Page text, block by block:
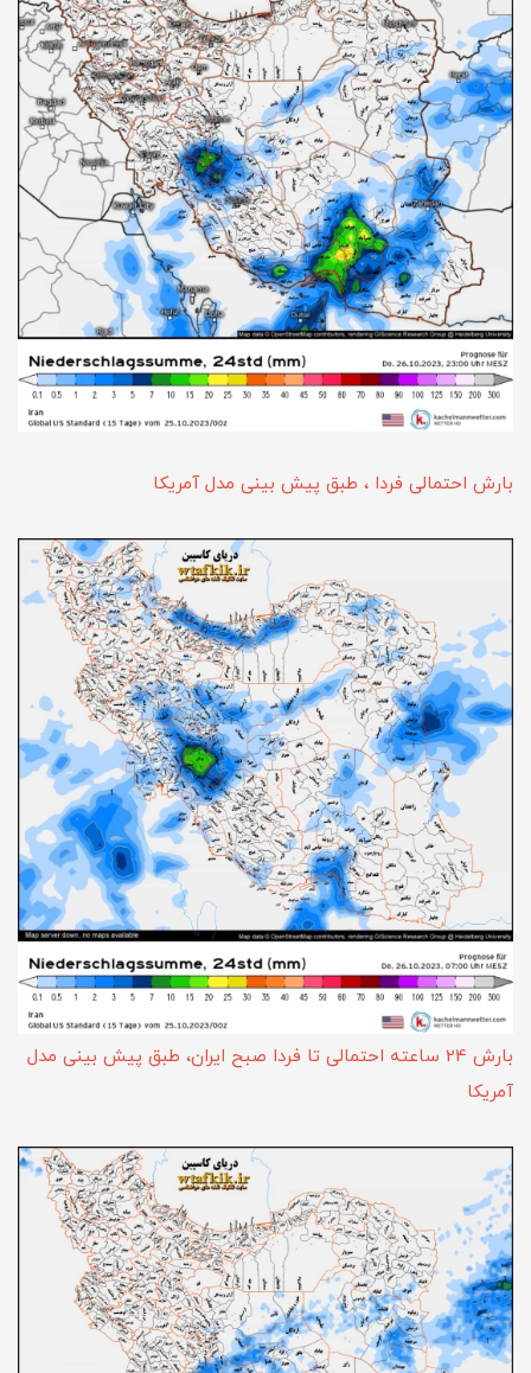
بارش احتمالی فردا ، طبق پیش بینی مدل آمریکا
بارش 24 ساعته احتمالی تا فردا صبح ایران، طبق پیش بینی مدل
آمریکا